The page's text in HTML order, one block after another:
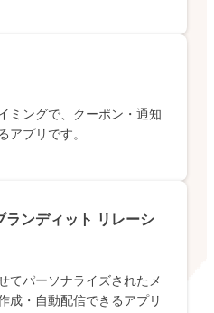
ミングで、クーポン・通知
アプリです。
ンディット リレーシ
てパーソナライズされたメ
成・自動配信できるアプリ